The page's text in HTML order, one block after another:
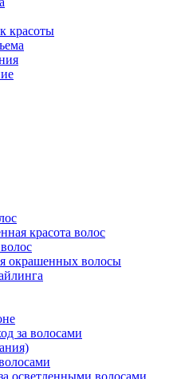
красоты
красота волос
окрашенных волосы
за волосами
осветленными волосами